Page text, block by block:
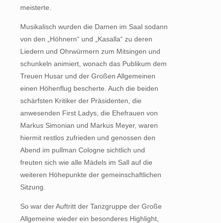
meisterte.
Musikalisch wurden die Damen im Saal sodann
von den „Höhnern“ und „Kasalla“ zu deren
Liedern und Ohrwürmern zum Mitsingen und
schunkeln animiert, wonach das Publikum dem
Treuen Husar und der Großen Allgemeinen
einen Höhenflug bescherte. Auch die beiden
schärfsten Kritiker der Präsidenten, die
anwesenden First Ladys, die Ehefrauen von
Markus Simonian und Markus Meyer, waren
hiermit restlos zufrieden und genossen den
Abend im pullman Cologne sichtlich und
freuten sich wie alle Mädels im Sall auf die
weiteren Höhepunkte der gemeinschaftlichen
Sitzung.
So war der Auftritt der Tanzgruppe der Große
Allgemeine wieder ein besonderes Highlight,